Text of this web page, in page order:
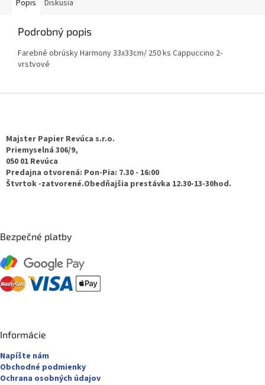
Popis Diskusia
Podrobný popis
Farebné obrúsky Harmony 33x33cm/ 250 ks Cappuccino 2-
vrstvové
Majster Papier Revúca s.r.o.
Priemyselná 306/9,
050 01 Revúca
Predajna otvorená: Pon-Pia: 7.30 - 16:00
Štvrtok -zatvorené.Obedňajšia prestávka 12.30-13-30hod.
Bezpečné platby
Informácie
Napíšte nám
Obchodné podmienky
Ochrana osobných údajov